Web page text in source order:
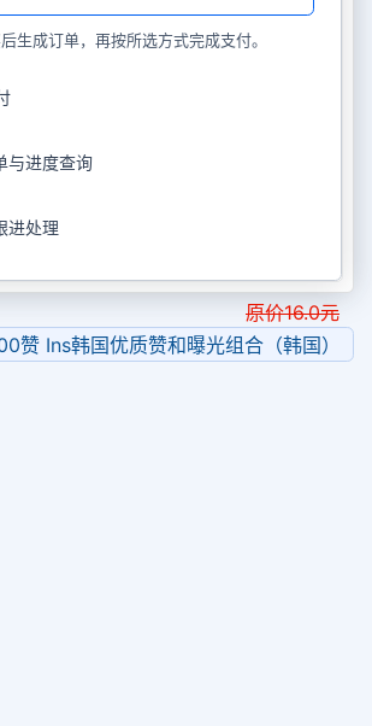
生成订单，再按所选方式完成支付。
与进度查询
进处理
原价16.0元
赞 Ins韩国优质赞和曝光组合（韩国）